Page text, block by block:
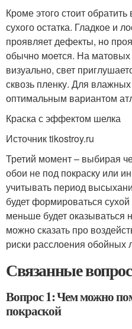
Кроме этого стоит
сухого остатка. Гладкое и
проявляет дефекты, но
обычно моется. На матовых
визуально, свет
сквозь пленку. Для
оптимальным вариантом
Краска с эффектом шелка
Источник tikostroy.ru
Третий момент – выбирая
обои не под покраску или
учитывать период
будет формироваться
меньше будет оказываться
можно сказать про
риски расслоения обойных
Связанные
Вопрос 1: Чем можно
покраской